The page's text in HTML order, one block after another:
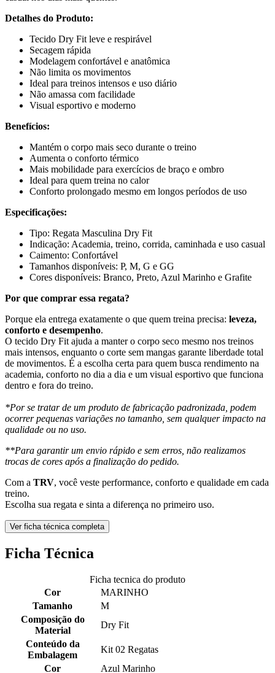
Detalhes do Produto:
Tecido Dry Fit leve e respirável
Secagem rápida
Modelagem confortável e anatômica
Não limita os movimentos
Ideal para treinos intensos e uso diário
Não amassa com facilidade
Visual esportivo e moderno
Benefícios:
Mantém o corpo mais seco durante o treino
Aumenta o conforto térmico
Mais mobilidade para exercícios de braço e ombro
Ideal para quem treina no calor
Conforto prolongado mesmo em longos períodos de uso
Especificações:
Tipo: Regata Masculina Dry Fit
Indicação: Academia, treino, corrida, caminhada e uso casual
Caimento: Confortável
Tamanhos disponíveis: P, M, G e GG
Cores disponíveis: Branco, Preto, Azul Marinho e Grafite
Por que comprar essa regata?
Porque ela entrega exatamente o que quem treina precisa: leveza,
conforto e desempenho.
O tecido Dry Fit ajuda a manter o corpo seco mesmo nos treinos
mais intensos, enquanto o corte sem mangas garante liberdade total
de movimentos. É a escolha certa para quem busca rendimento na
academia, conforto no dia a dia e um visual esportivo que funciona
dentro e fora do treino.
*Por se tratar de um produto de fabricação padronizada, podem
ocorrer pequenas variações no tamanho, sem qualquer impacto na
qualidade ou no uso.
**Para garantir um envio rápido e sem erros, não realizamos
trocas de cores após a finalização do pedido.
Com a TRV, você veste performance, conforto e qualidade em cada
treino.
Escolha sua regata e sinta a diferença no primeiro uso.
Ver ficha técnica completa
Ficha Técnica
Ficha tecnica do produto
Cor
MARINHO
Tamanho
M
Composição do
Material
Dry Fit
Conteúdo da
Embalagem
Kit 02 Regatas
Cor
Azul Marinho